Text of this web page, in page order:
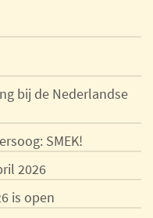
bij de Nederlandse
SMEK!
2026
is open